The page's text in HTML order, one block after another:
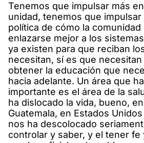
Tenemos que impulsar más
unidad, tenemos que
política de cómo la comunidad
enlazarse mejor a los
ya existen para que reciban
necesitan, sí es que
obtener la educación que
hacia adelante. Un área que
importante es el área de la
ha dislocado la vida, bueno,
Guatemala, en Estados
nos ha descolocado
controlar y saber, y el tener fe